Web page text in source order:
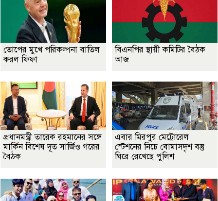
তোপের মুখে পরিকল্পনা বাতিল
করল ফিফা
বিএনপির স্থায়ী কমিটির বৈঠক
আজ
প্রধানমন্ত্রী তারেক রহমানের সঙ্গে
মার্কিন বিশেষ দূত সার্জিও গরের
বৈঠক
এবার মিরপুর মেট্রোরেল
স্টেশনের নিচে বোমাসদৃশ বস্তু
ঘিরে রেখেছে পুলিশ